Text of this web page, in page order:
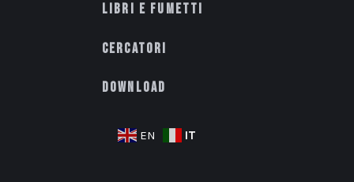
Libri e fumetti
Cercatori
Download
EN IT